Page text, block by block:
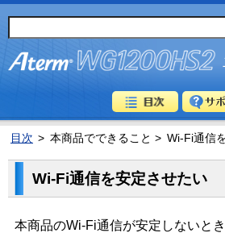
目次 > 本商品でできること > Wi-Fi通信
Wi-Fi通信を安定させたい
本商品のWi-Fi通信が安定しないと